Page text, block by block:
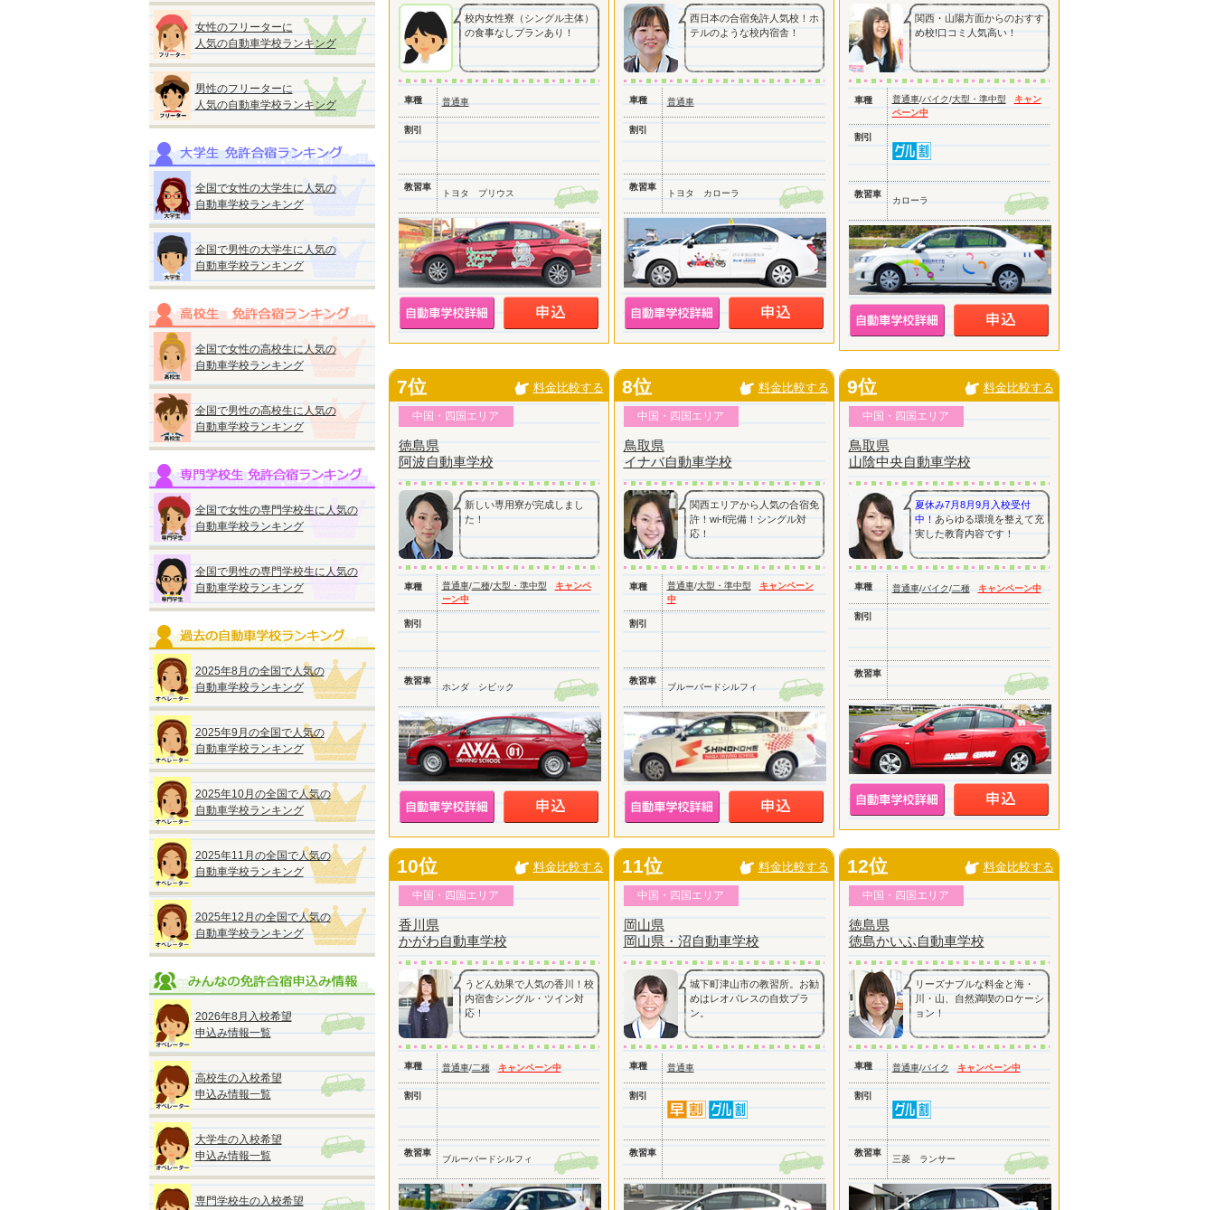
女性のフリーターに
人気の自動車学校ランキング
男性のフリーターに
人気の自動車学校ランキング
全国で女性の大学生に人気の
自動車学校ランキング
全国で男性の大学生に人気の
自動車学校ランキング
全国で女性の高校生に人気の
自動車学校ランキング
全国で男性の高校生に人気の
自動車学校ランキング
全国で女性の専門学校生に人気の
自動車学校ランキング
全国で男性の専門学校生に人気の
自動車学校ランキング
2025年8月の全国で人気の
自動車学校ランキング
2025年9月の全国で人気の
自動車学校ランキング
2025年10月の全国で人気の
自動車学校ランキング
2025年11月の全国で人気の
自動車学校ランキング
2025年12月の全国で人気の
自動車学校ランキング
2026年8月入校希望
申込み情報一覧
高校生の入校希望
申込み情報一覧
大学生の入校希望
申込み情報一覧
専門学校生の入校希望
校内女性寮（シングル主体）
の食事なしプランあり！
車種 普通車
割引
教習車
トヨタ プリウス
西日本の合宿免許人気校！ホ
テルのような校内宿舎！
車種 普通車
割引
教習車
トヨタ カローラ
関西・山陽方面からのおすす
め校!口コミ人気高い！
車種 普通車/バイク/大型・準中型
キャン
ペーン中
割引
教習車
カローラ
7位 料金比較する
中国・四国エリア
徳島県
阿波自動車学校
新しい専用寮が完成しまし
た！
車種 普通車/二種/大型・準中型
キャンペ
ーン中
割引
教習車
ホンダ シビック
8位 料金比較する
中国・四国エリア
鳥取県
イナバ自動車学校
関西エリアから人気の合宿免
許！wi-fi完備！シングル対
応！
車種 普通車/大型・準中型
キャンペーン
中
割引
教習車
ブルーバードシルフィ
9位 料金比較する
中国・四国エリア
鳥取県
山陰中央自動車学校
夏休み7月8月9月入校受付
中！ あらゆる環境を整えて充
実した教育内容です！
車種 普通車/バイク/二種 キャンペーン中
割引
教習車
10位 料金比較する
中国・四国エリア
香川県
かがわ自動車学校
うどん効果で人気の香川！校
内宿舎シングル・ツイン対
応！
車種 普通車/二種 キャンペーン中
割引
教習車
ブルーバードシルフィ
11位 料金比較する
中国・四国エリア
岡山県
岡山県・沼自動車学校
城下町津山市の教習所。お勧
めはレオパレスの自炊プラ
ン。
車種 普通車
割引
教習車
12位 料金比較する
中国・四国エリア
徳島県
徳島かいふ自動車学校
リーズナブルな料金と海・
川・山、自然満喫のロケーシ
ョン！
車種 普通車/バイク キャンペーン中
割引
教習車
三菱 ランサー